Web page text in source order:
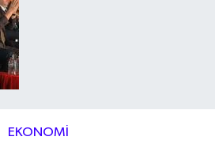
EKONOMI